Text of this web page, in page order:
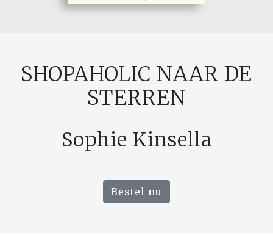
SHOPAHOLIC NAAR DE
STERREN
Sophie Kinsella
Bestel nu